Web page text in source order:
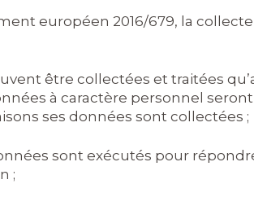
européen 2016/679, la
être collectées et traitées
à caractère personnel
ses données sont collectées ;
sont exécutés pour
;